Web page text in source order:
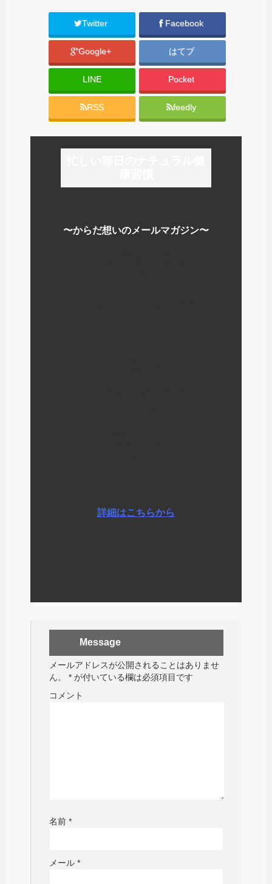
Twitter Facebook
Google+ はてブ
LINE Pocket
RSS feedly
〜からだ想いのメールマガジン〜
詳細はこちらから
Message
メールアドレスが公開されることはありませ
ん。
* が付いている欄は必須項目です
コメント
名前 *
メール *